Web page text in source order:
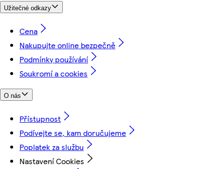
Užitečné odkazy
Cena
Nakupujte online bezpečně
Podmínky používání
Soukromí a cookies
O nás
Přístupnost
Podívejte se, kam doručujeme
Poplatek za službu
Nastavení Cookies